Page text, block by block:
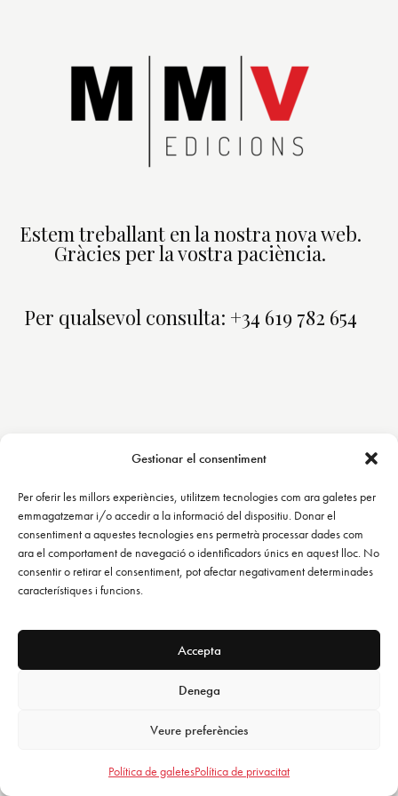
Gestionar el consentiment
Per oferir les millors experiències, utilitzem tecnologies com ara galetes per
emmagatzemar i/o accedir a la informació del dispositiu. Donar el
consentiment a aquestes tecnologies ens permetrà processar dades com
ara el comportament de navegació o identificadors únics en aquest lloc. No
consentir o retirar el consentiment, pot afectar negativament determinades
característiques i funcions.
Accepta
Denega
Veure preferències
Política de galetesPolítica de privacitat
Estem treballant en la nostra nova web.
Gràcies per la vostra paciència.
Per qualsevol consulta: +34 619 782 654